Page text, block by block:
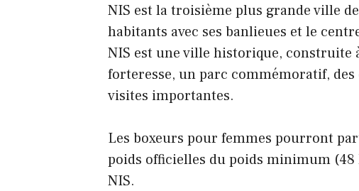
NIS est la troisième plus grande ville
habitants avec ses banlieues et le
NIS est une ville historique, construite
forteresse, un parc commémoratif,
visites importantes.
Les boxeurs pour femmes pourront
poids officielles du poids minimum
NIS.